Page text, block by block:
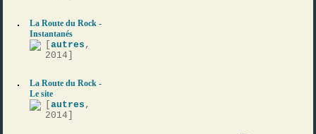
La Route du Rock -
Instantanés
[autres ,
2014]
La Route du Rock -
Le site
[autres ,
2014]